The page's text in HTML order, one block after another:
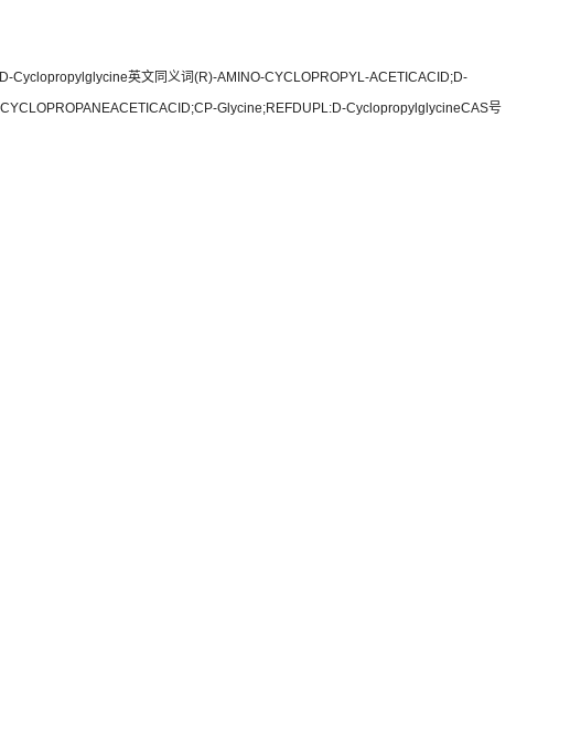
Cyclopropylglycine英文同义词(R)-AMINO-CYCLOPROPYL-ACETICACID;D-
Glycine;REFDUPL:D-CyclopropylglycineCAS号